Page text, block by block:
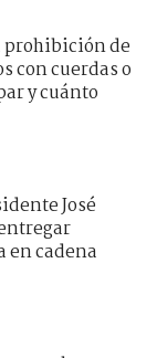
prohibición de
con cuerdas o
y cuánto
José
cadena